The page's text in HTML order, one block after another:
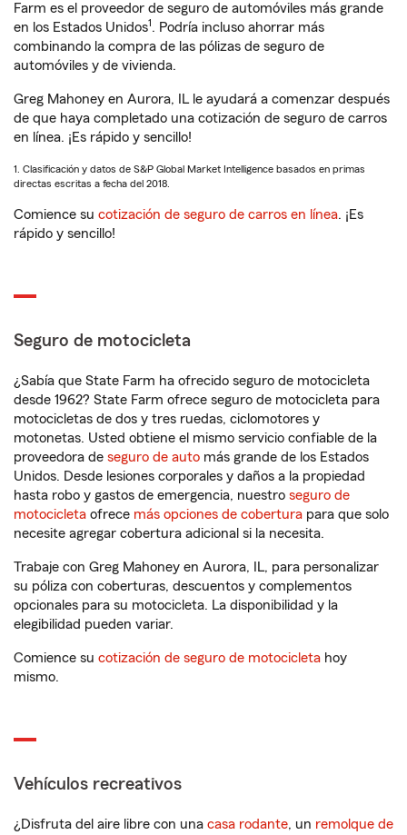
Farm es el proveedor de seguro de automóviles más grande
en los Estados Unidos1 . Podría incluso ahorrar más
combinando la compra de las pólizas de seguro de
automóviles y de vivienda.
Greg Mahoney en Aurora, IL le ayudará a comenzar después
de que haya completado una cotización de seguro de carros
en línea. ¡Es rápido y sencillo!
1. Clasificación y datos de S&P Global Market Intelligence basados en primas
directas escritas a fecha del 2018.
Comience su cotización de seguro de carros en línea. ¡Es
rápido y sencillo!
Seguro de motocicleta
¿Sabía que State Farm ha ofrecido seguro de motocicleta
desde 1962? State Farm ofrece seguro de motocicleta para
motocicletas de dos y tres ruedas, ciclomotores y
motonetas. Usted obtiene el mismo servicio confiable de la
proveedora de seguro de auto más grande de los Estados
Unidos. Desde lesiones corporales y daños a la propiedad
hasta robo y gastos de emergencia, nuestro seguro de
motocicleta ofrece más opciones de cobertura para que solo
necesite agregar cobertura adicional si la necesita.
Trabaje con Greg Mahoney en Aurora, IL, para personalizar
su póliza con coberturas, descuentos y complementos
opcionales para su motocicleta. La disponibilidad y la
elegibilidad pueden variar.
Comience su cotización de seguro de motocicleta hoy
mismo.
Vehículos recreativos
¿Disfruta del aire libre con una casa rodante, un remolque de